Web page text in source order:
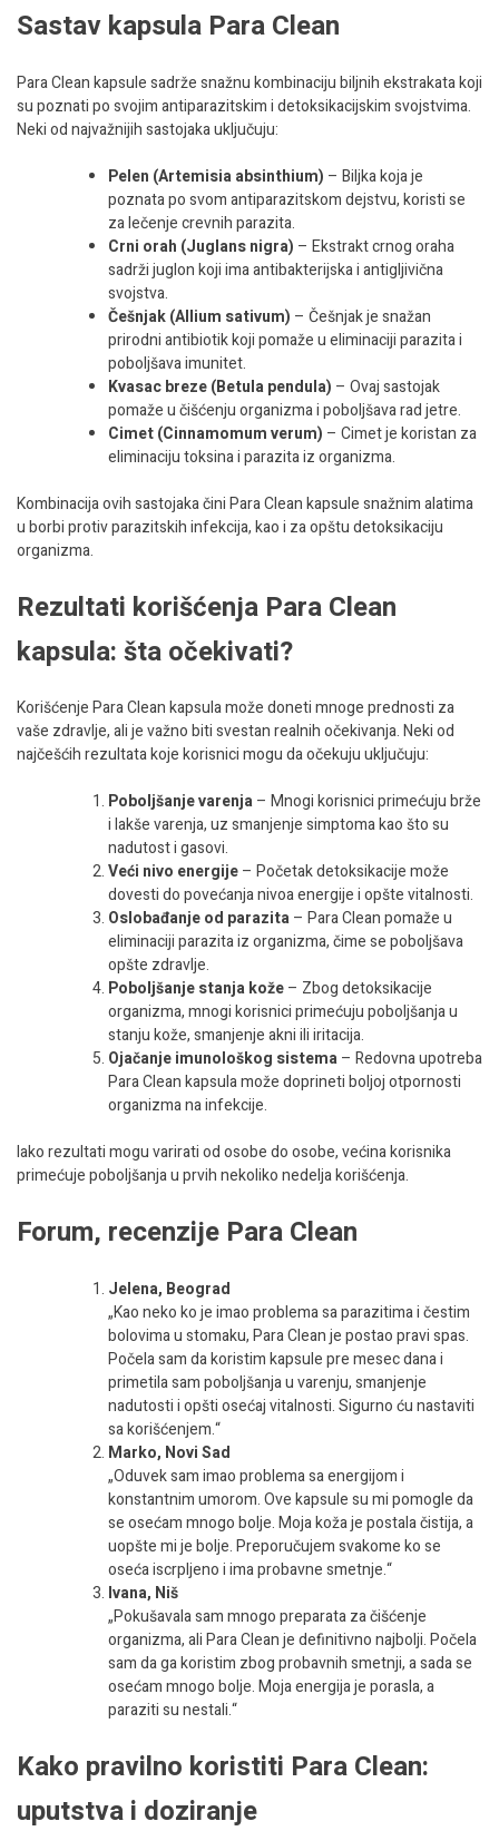
Sastav kapsula Para Clean
Para Clean kapsule sadrže snažnu kombinaciju biljnih ekstrakata koji
su poznati po svojim antiparazitskim i detoksikacijskim svojstvima.
Neki od najvažnijih sastojaka uključuju:
Pelen (Artemisia absinthium) – Biljka koja je
poznata po svom antiparazitskom dejstvu, koristi se
za lečenje crevnih parazita.
Crni orah (Juglans nigra) – Ekstrakt crnog oraha
sadrži juglon koji ima antibakterijska i antigljivična
svojstva.
Češnjak (Allium sativum) – Češnjak je snažan
prirodni antibiotik koji pomaže u eliminaciji parazita i
poboljšava imunitet.
Kvasac breze (Betula pendula) – Ovaj sastojak
pomaže u čišćenju organizma i poboljšava rad jetre.
Cimet (Cinnamomum verum) – Cimet je koristan za
eliminaciju toksina i parazita iz organizma.
Kombinacija ovih sastojaka čini Para Clean kapsule snažnim alatima
u borbi protiv parazitskih infekcija, kao i za opštu detoksikaciju
organizma.
Rezultati korišćenja Para Clean
kapsula: šta očekivati?
Korišćenje Para Clean kapsula može doneti mnoge prednosti za
vaše zdravlje, ali je važno biti svestan realnih očekivanja. Neki od
najčešćih rezultata koje korisnici mogu da očekuju uključuju:
Poboljšanje varenja– Mnogi korisnici primećuju brže
i lakše varenja, uz smanjenje simptoma kao što su
nadutost i gasovi.
Veći nivo energije– Početak detoksikacije može
dovesti do povećanja nivoa energije i opšte vitalnosti.
Oslobađanje od parazita– Para Clean pomaže u
eliminaciji parazita iz organizma, čime se poboljšava
opšte zdravlje.
Poboljšanje stanja kože– Zbog detoksikacije
organizma, mnogi korisnici primećuju poboljšanja u
stanju kože, smanjenje akni ili iritacija.
Ojačanje imunološkog sistema– Redovna upotreba
Para Clean kapsula može doprineti boljoj otpornosti
organizma na infekcije.
Iako rezultati mogu varirati od osobe do osobe, većina korisnika
primećuje poboljšanja u prvih nekoliko nedelja korišćenja.
Forum, recenzije Para Clean
Jelena, Beograd
„Kao neko ko je imao problema sa parazitima i čestim
bolovima u stomaku, Para Clean je postao pravi spas.
Počela sam da koristim kapsule pre mesec dana i
primetila sam poboljšanja u varenju, smanjenje
nadutosti i opšti osećaj vitalnosti. Sigurno ću nastaviti
sa korišćenjem.“
Marko, Novi Sad
„Oduvek sam imao problema sa energijom i
konstantnim umorom. Ove kapsule su mi pomogle da
se osećam mnogo bolje. Moja koža je postala čistija, a
uopšte mi je bolje. Preporučujem svakome ko se
oseća iscrpljeno i ima probavne smetnje.“
Ivana, Niš
„Pokušavala sam mnogo preparata za čišćenje
organizma, ali Para Clean je definitivno najbolji. Počela
sam da ga koristim zbog probavnih smetnji, a sada se
osećam mnogo bolje. Moja energija je porasla, a
paraziti su nestali.“
Kako pravilno koristiti Para Clean:
uputstva i doziranje